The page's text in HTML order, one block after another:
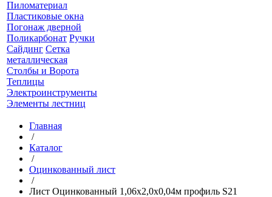
Пиломатериал
Пластиковые окна
Погонаж дверной
Поликарбонат Ручки
Сайдинг Сетка
металлическая
Столбы и Ворота
Теплицы
Электроинструменты
Элементы лестниц
Главная
/
Каталог
/
Оцинкованный лист
/
Лист Оцинкованный 1,06x2,0x0,04м профиль S21